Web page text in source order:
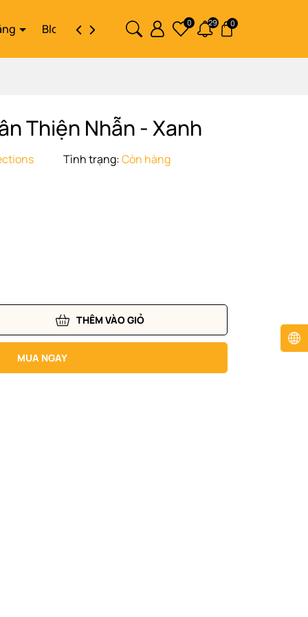
Blog Liên hệ 0 29 0
Thiện Nhẫn - Xanh
Tình trạng:Còn hàng
THÊM VÀO GIỎ
MUA NGAY